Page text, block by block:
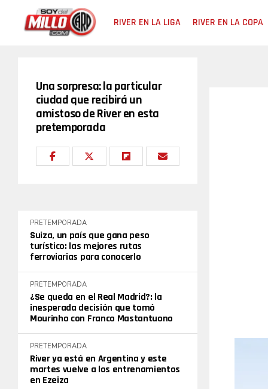
RIVER EN LA LIGA RIVER EN LA COPA
Una sorpresa: la particular
ciudad que recibirá un
amistoso de River en esta
pretemporada
PRETEMPORADA
Suiza, un país que gana peso
turístico: las mejores rutas
ferroviarias para conocerlo
PRETEMPORADA
¿Se queda en el Real Madrid?: la
inesperada decisión que tomó
Mourinho con Franco Mastantuono
PRETEMPORADA
River ya está en Argentina y este
martes vuelve a los entrenamientos
en Ezeiza